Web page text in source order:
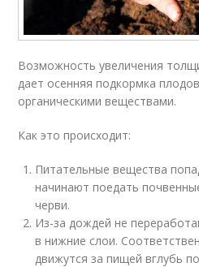
Возможность увеличения
дает осенняя подкормка
органическими веществами.
Как это происходит:
Питательные вещества
начинают поедать
черви.
Из-за дождей не
в нижние слои.
движутся за пищей вглубь